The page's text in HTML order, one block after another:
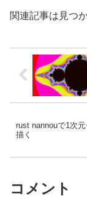
関連記事は見つ
rust nannouで1次
描く
コメント